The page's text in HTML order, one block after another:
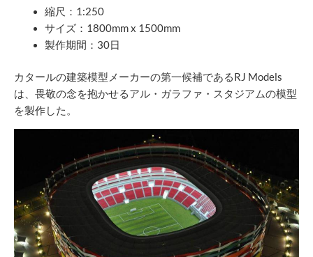
縮尺：1:250
サイズ：1800mm x 1500mm
製作期間：30日
カタールの建築模型メーカーの第一候補であるRJ Models
は、畏敬の念を抱かせるアル・ガラファ・スタジアムの模型
を製作した。